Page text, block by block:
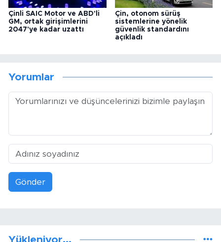
Çinli SAIC Motor ve ABD'li
GM, ortak girişimlerini
2047'ye kadar uzattı
Çin, otonom sürüş
sistemlerine yönelik
güvenlik standardını
açıkladı
Yorumlar
Gönder
Yükleniyor...